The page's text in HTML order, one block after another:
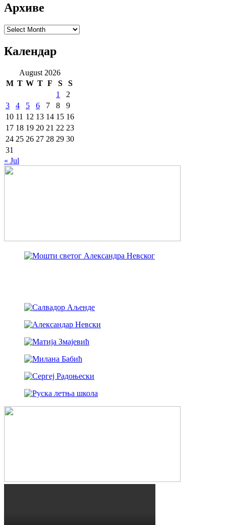
Архиве
Архиве
Календар
August 2026
M T W T F S
S
1
2
3
4 5 6 7 8
9
10 11 12 13 14 15 16
17 18 19 20 21 22 23
24 25 26 27 28 29 30
31
« Jul